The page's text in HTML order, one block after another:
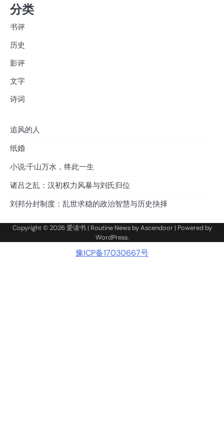
分类
书评
历史
影评
文字
诗词
追风的人
纸婚
小说:千山万水，终此一生
诸吕之乱：汉初权力风暴与刘氏归位
刘邦分封制度：乱世求稳的政治智慧与历史抉择
Copyright © 2026爱读书 | Routine News byAscendoor| Powered by
WordPress.
豫ICP备17030667号